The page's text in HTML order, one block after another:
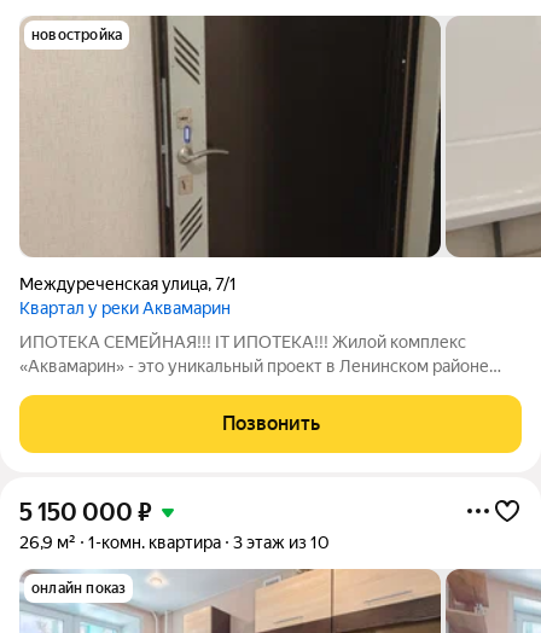
новостройка
Междуреченская улица,7/1
Квартал у реки Аквамарин
ИПОТЕКА СЕМЕЙНАЯ!!! IT ИПОТЕКА!!! Жилой комплекс
«Аквамарин» - это уникальный проект в Ленинском районе
расположение. Жилой комплекс строится вдоль набережной,
которую благоустраивают и делают из нее зону
Позвонить
5 150 000 ₽
26,9 м² 1-комн. квартира 3 этаж из 10
онлайн показ